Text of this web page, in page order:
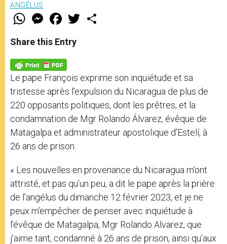
ANGÉLUS
W
t
s
p
p
M
e
s
e
g
e
r
F
a
e
b
o
k
w
Share this Entry
Le pape François exprime son inquiétude et sa
tristesse après l’expulsion du Nicaragua de plus de
220 opposants politiques, dont les prêtres, et la
condamnation de Mgr Rolando Álvarez, évêque de
Matagalpa et administrateur apostolique d’Estelí, à
26 ans de prison.
« Les nouvelles en provenance du Nicaragua m’ont
attristé, et pas qu’un peu, a dit le pape après la prière
de l’angélus du dimanche 12 février 2023, et je ne
peux m’empêcher de penser avec inquiétude à
l’évêque de Matagalpa, Mgr Rolando Alvarez, que
j’aime tant, condamné à 26 ans de prison, ainsi qu’aux